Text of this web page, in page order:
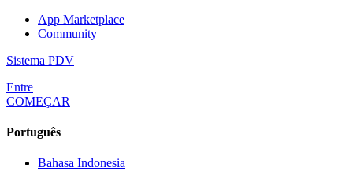
App Marketplace
Community
Sistema PDV
Entre
COMEÇAR
Português
Bahasa Indonesia